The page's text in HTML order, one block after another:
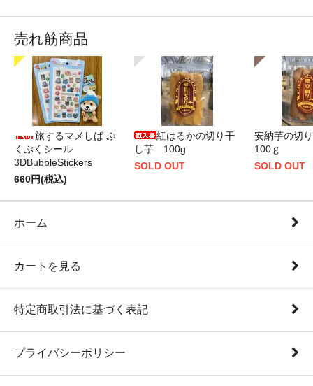
売れ筋商品
旅するマメしば ぷ
くぷくシール
3DBubbleStickers
660円(税込)
紅はるかの切り干
し芋 100g
SOLD OUT
安納芋の切
100ｇ
SOLD OUT
ホーム
カートを見る
特定商取引法に基づく表記
プライバシーポリシー